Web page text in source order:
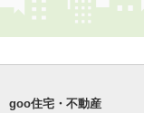
goo住宅・不動産